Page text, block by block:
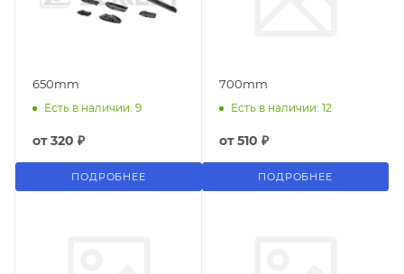
650mm
Есть в наличии: 9
от320 ₽
ПОДРОБНЕЕ
700mm
Есть в наличии: 12
от510 ₽
ПОДРОБНЕЕ